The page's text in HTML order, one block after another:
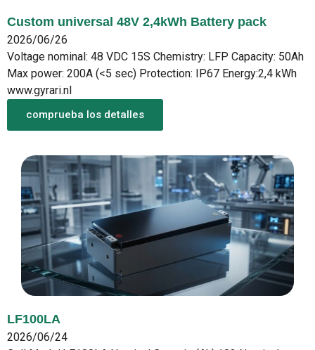
Custom universal 48V 2,4kWh Battery pack
2026/06/26
Voltage nominal: 48 VDC 15S Chemistry: LFP Capacity: 50Ah
Max power: 200A (<5 sec) Protection: IP67 Energy:2,4 kWh
www.gyrari.nl
comprueba los detalles
LF100LA
2026/06/24